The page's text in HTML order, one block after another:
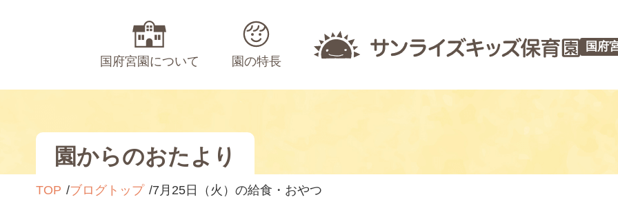
国府宮園について 園の特長
国府
園からのおたより
TOP ブログトップ 7月25日（火）の給食・おやつ